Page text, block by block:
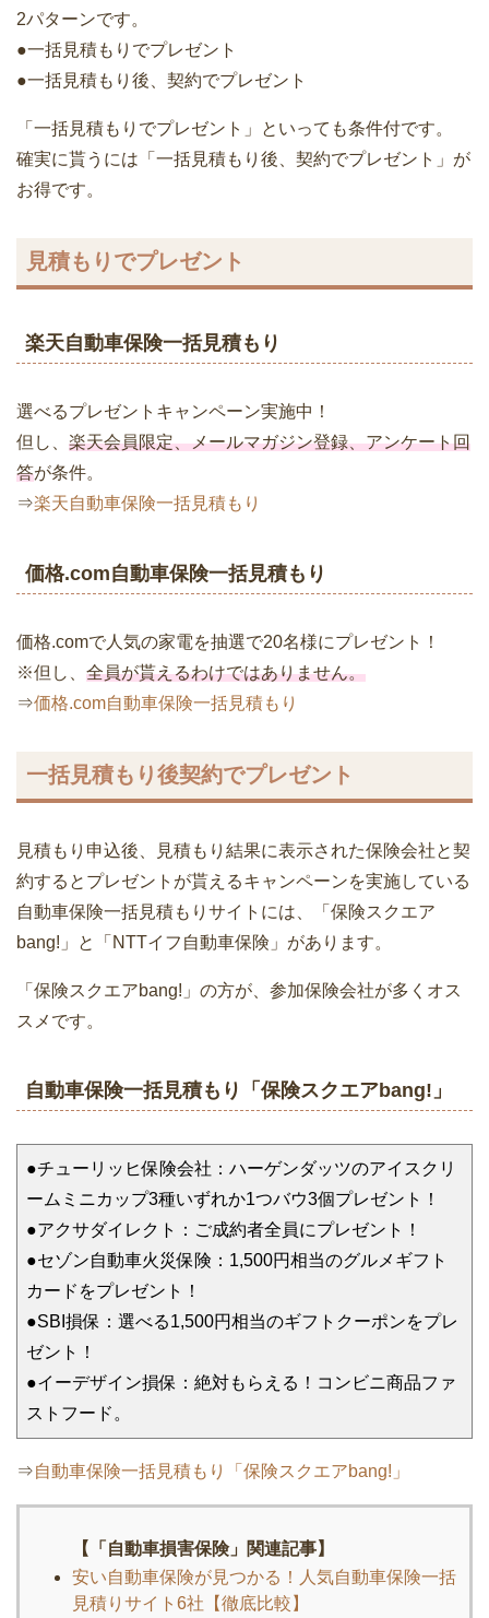
2パターンです。
●一括見積もりでプレゼント
●一括見積もり後、契約でプレゼント
「一括見積もりでプレゼント」といっても条件付です。
確実に貰うには「一括見積もり後、契約でプレゼント」が
お得です。
見積もりでプレゼント
楽天自動車保険一括見積もり
選べるプレゼントキャンペーン実施中！
但し、 楽天会員限定、メールマガジン登録、アンケート回
答が条件。
⇒楽天自動車保険一括見積もり
価格.com自動車保険一括見積もり
価格.comで人気の家電を抽選で20名様にプレゼント！
※但し、 全員が貰えるわけではありません。
⇒価格.com自動車保険一括見積もり
一括見積もり後契約でプレゼント
見積もり申込後、見積もり結果に表示された保険会社と契
約するとプレゼントが貰えるキャンペーンを実施している
自動車保険一括見積もりサイトには、「保険スクエア
bang!」と「NTTイフ自動車保険」があります。
「保険スクエアbang!」の方が、参加保険会社が多くオス
スメです。
自動車保険一括見積もり「保険スクエアbang!」
●チューリッヒ保険会社：ハーゲンダッツのアイスクリ
ームミニカップ3種いずれか1つバウ3個プレゼント！
●アクサダイレクト：ご成約者全員にプレゼント！
●セゾン自動車火災保険：1,500円相当のグルメギフト
カードをプレゼント！
●SBI損保：選べる1,500円相当のギフトクーポンをプレ
ゼント！
●イーデザイン損保：絶対もらえる！コンビニ商品ファ
ストフード。
⇒自動車保険一括見積もり「保険スクエアbang!」
【「自動車損害保険」関連記事】
安い自動車保険が見つかる！人気自動車保険一括
見積りサイト6社【徹底比較】